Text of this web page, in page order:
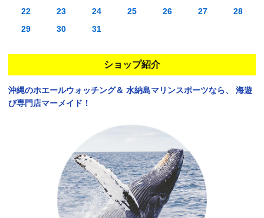
22
23 24 25 26 27
28
29
30 31
ショップ紹介
沖縄のホエールウォッチング＆ 水納島マリンスポーツなら、
海遊
び専門店マーメイド！